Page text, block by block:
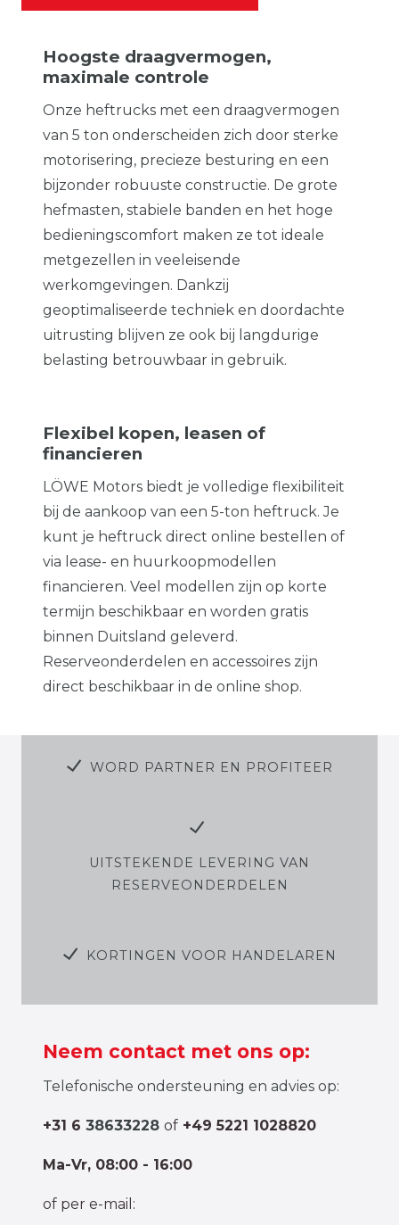
Hoogste draagvermogen,
maximale controle
Onze heftrucks met een draagvermogen
van 5 ton onderscheiden zich door sterke
motorisering, precieze besturing en een
bijzonder robuuste constructie. De grote
hefmasten, stabiele banden en het hoge
bedieningscomfort maken ze tot ideale
metgezellen in veeleisende
werkomgevingen. Dankzij
geoptimaliseerde techniek en doordachte
uitrusting blijven ze ook bij langdurige
belasting betrouwbaar in gebruik.
Flexibel kopen, leasen of
financieren
LÖWE Motors biedt je volledige flexibiliteit
bij de aankoop van een 5-ton heftruck. Je
kunt je heftruck direct online bestellen of
via lease- en huurkoopmodellen
financieren. Veel modellen zijn op korte
termijn beschikbaar en worden gratis
binnen Duitsland geleverd.
Reserveonderdelen en accessoires zijn
direct beschikbaar in de online shop.
WORD PARTNER EN PROFITEER
UITSTEKENDE LEVERING VAN
RESERVEONDERDELEN
KORTINGEN VOOR HANDELAREN
Neem contact met ons op:
Telefonische ondersteuning en advies op:
+31 6 38633228 of +49 5221 1028820
Ma-Vr, 08:00 - 16:00
of per e-mail: